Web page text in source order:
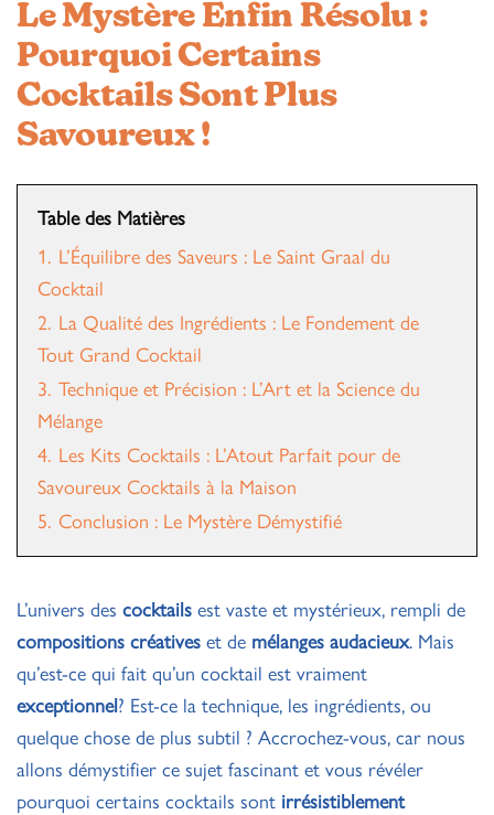
Le Mystère Enfin Résolu :
Pourquoi Certains
Cocktails Sont Plus
Savoureux !
Table des Matières
1. L’Équilibre des Saveurs : Le Saint Graal du
Cocktail
2. La Qualité des Ingrédients : Le Fondement de
Tout Grand Cocktail
3. Technique et Précision : L’Art et la Science du
Mélange
4. Les Kits Cocktails : L’Atout Parfait pour de
Savoureux Cocktails à la Maison
5. Conclusion : Le Mystère Démystifié
L’univers des cocktails est vaste et mystérieux, rempli de
compositions créatives et de mélanges audacieux. Mais
qu’est-ce qui fait qu’un cocktail est vraiment
exceptionnel? Est-ce la technique, les ingrédients, ou
quelque chose de plus subtil ? Accrochez-vous, car nous
allons démystifier ce sujet fascinant et vous révéler
pourquoi certains cocktails sont irrésistiblement